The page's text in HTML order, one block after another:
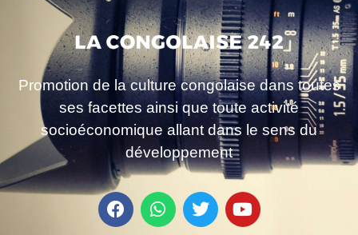
Promotion de la culture congolaise dans toutes
ses facettes ainsi que toute activité
socioéconomique allant dans le sens du
développement